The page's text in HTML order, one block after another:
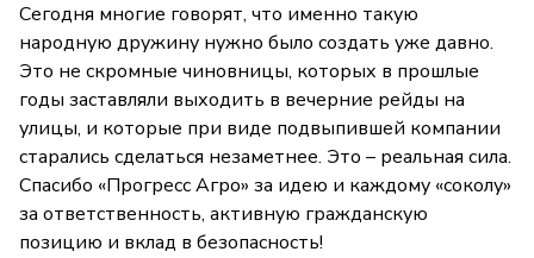
Сегодня многие говорят, что именно такую
народную дружину нужно было создать уже давно.
Это не скромные чиновницы, которых в прошлые
годы заставляли выходить в вечерние рейды на
улицы, и которые при виде подвыпившей компании
старались сделаться незаметнее. Это – реальная сила.
Спасибо «Прогресс Агро» за идею и каждому «соколу»
за ответственность, активную гражданскую
позицию и вклад в безопасность!